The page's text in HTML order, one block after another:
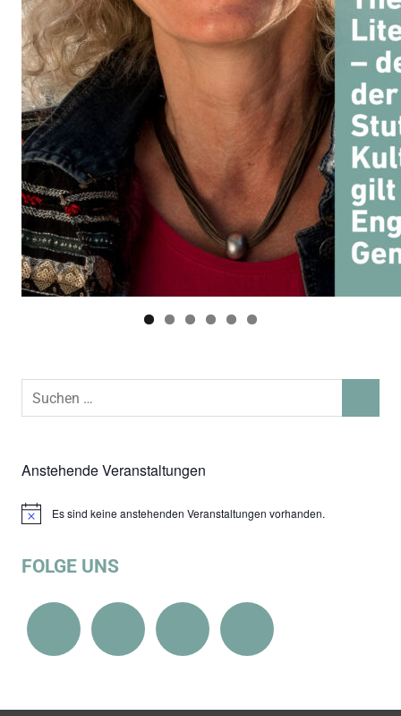
Suchen
Anstehende Veranstaltungen
HinweisEs sind keine anstehenden Veranstaltungen vorhanden.
FOLGE UNS